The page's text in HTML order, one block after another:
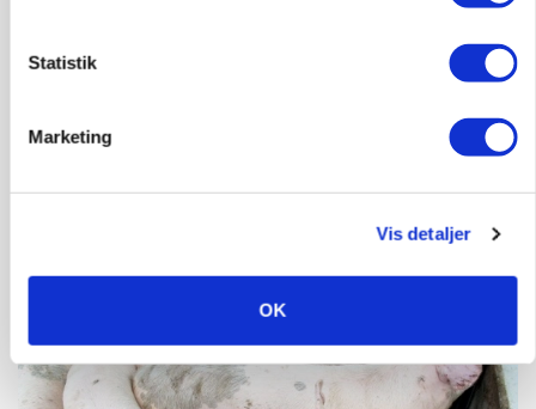
Statistik
Marketing
Vis detaljer
OK
Markvandring sætter fokus på elefantgræs